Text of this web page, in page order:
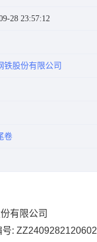
28 23:57:12
铁股份有限公司
卷
有限公司
号: ZZ2409282120602